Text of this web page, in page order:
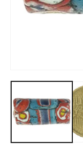
le
dans
une
fenêtre
modale